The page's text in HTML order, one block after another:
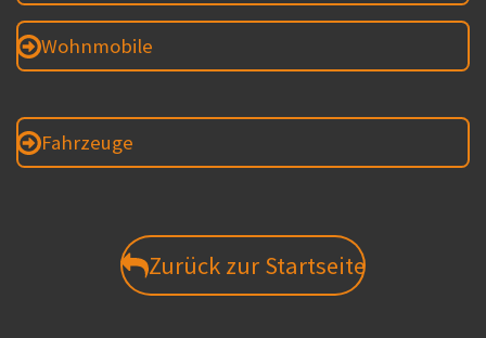
Wohnmobile
Fahrzeuge
Zurück zur Startseite